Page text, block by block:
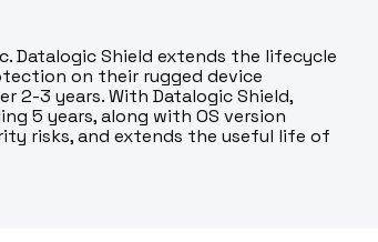
Datalogic Shield extends the lifecycle
on their rugged device
2-3 years. With Datalogic Shield,
5 years, along with OS version
risks, and extends the useful life of